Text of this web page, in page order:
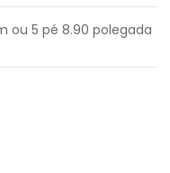
ou 5 pé 8.90 polegada